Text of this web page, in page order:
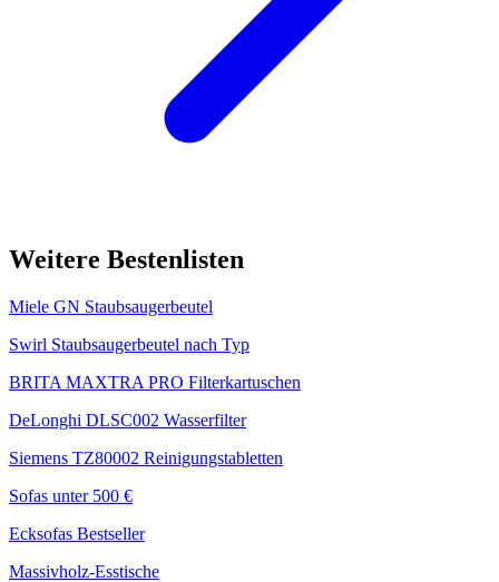
Weitere Bestenlisten
Miele GN Staubsaugerbeutel
Swirl Staubsaugerbeutel nach Typ
BRITA MAXTRA PRO Filterkartuschen
DeLonghi DLSC002 Wasserfilter
Siemens TZ80002 Reinigungstabletten
Sofas unter 500 €
Ecksofas Bestseller
Massivholz-Esstische